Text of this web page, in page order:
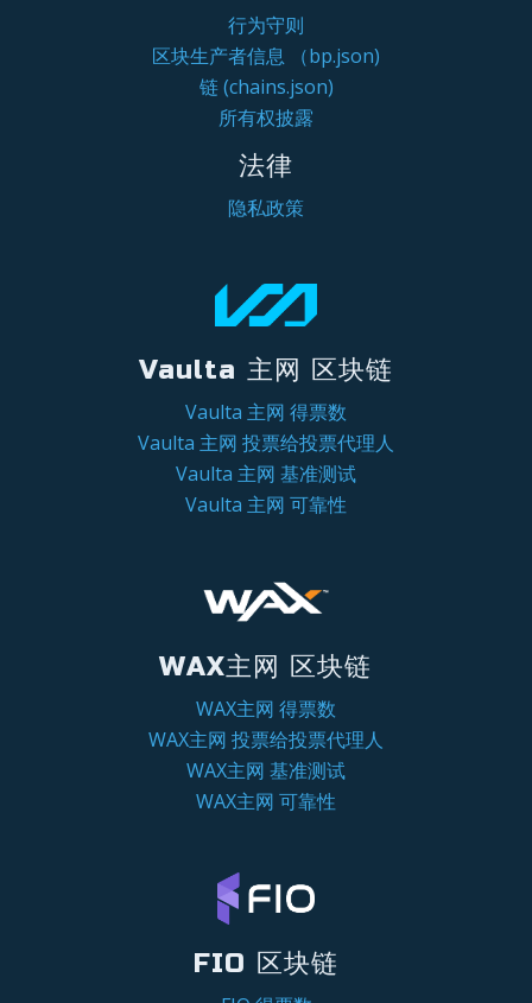
行为守则
区块生产者信息 （bp.json)
链 (chains.json)
所有权披露
法律
隐私政策
Vaulta 主网 区块链
Vaulta 主网 得票数
Vaulta 主网 投票给投票代理人
Vaulta 主网 基准测试
Vaulta 主网 可靠性
WAX主网 区块链
WAX主网 得票数
WAX主网 投票给投票代理人
WAX主网 基准测试
WAX主网 可靠性
FIO 区块链